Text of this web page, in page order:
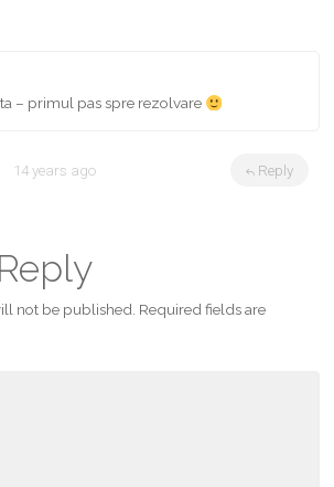
– primul pas spre rezolvare
14 years ago Reply
not be published. Required fields are